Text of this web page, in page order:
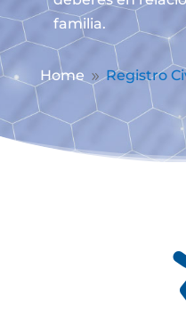
familia.
Home 9 Registro